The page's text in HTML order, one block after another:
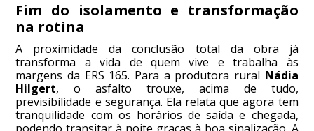
Fim do isolamento e transformação
na rotina
A proximidade da conclusão total da obra já
transforma a vida de quem vive e trabalha às
margens da ERS 165. Para a produtora rural Nádia
Hilgert, o asfalto trouxe, acima de tudo,
previsibilidade e segurança. Ela relata que agora tem
tranquilidade com os horários de saída e chegada,